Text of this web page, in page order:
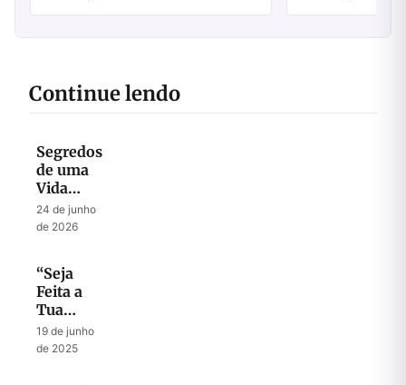
Continue lendo
Segredos
de uma
Vida
Abençoada
por Deus
24 de junho
de 2026
“Seja
Feita a
Tua
Vontade”
19 de junho
de 2025